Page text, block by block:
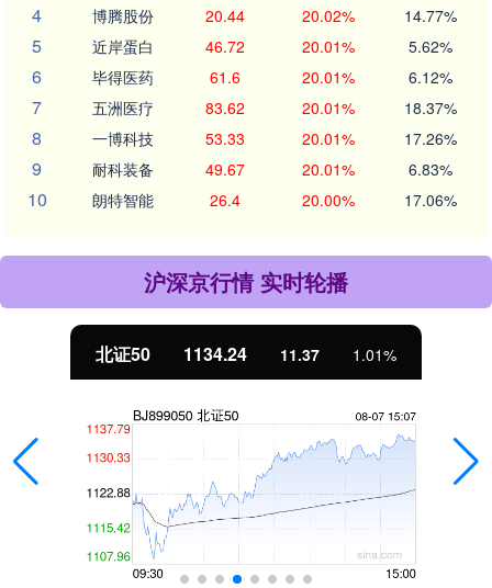
4 博腾股份 20.44 20.02% 14.77%
5 近岸蛋白 46.72 20.01% 5.62%
6 毕得医药 61.6 20.01% 6.12%
7 五洲医疗 83.62 20.01% 18.37%
8 一博科技 53.33 20.01% 17.26%
9 耐科装备 49.67 20.01% 6.83%
10 朗特智能 26.4 20.00% 17.06%
沪深京行情 实时轮播
北证50 1134.24 11.37 1.01%